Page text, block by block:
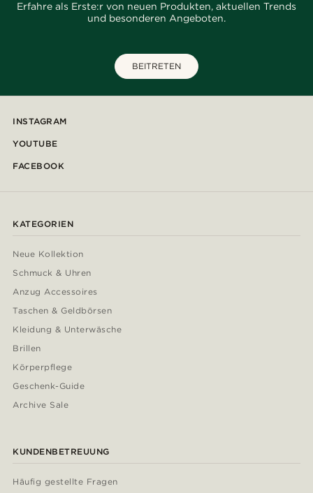
Erfahre als Erste:r von neuen Produkten, aktuellen Trends
und besonderen Angeboten.
BEITRETEN
INSTAGRAM
YOUTUBE
FACEBOOK
KATEGORIEN
Neue Kollektion
Schmuck & Uhren
Anzug Accessoires
Taschen & Geldbörsen
Kleidung & Unterwäsche
Brillen
Körperpflege
Geschenk-Guide
Archive Sale
KUNDENBETREUUNG
Häufig gestellte Fragen